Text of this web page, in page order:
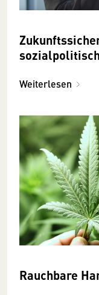
Weiterlesen
Rauchbare